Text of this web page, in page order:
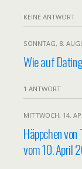
KEINE ANTWORT
SONNTAG, 8.
Wie auf
1 ANTWORT
MITTWOCH, 14.
Häppchen
vom 10. April